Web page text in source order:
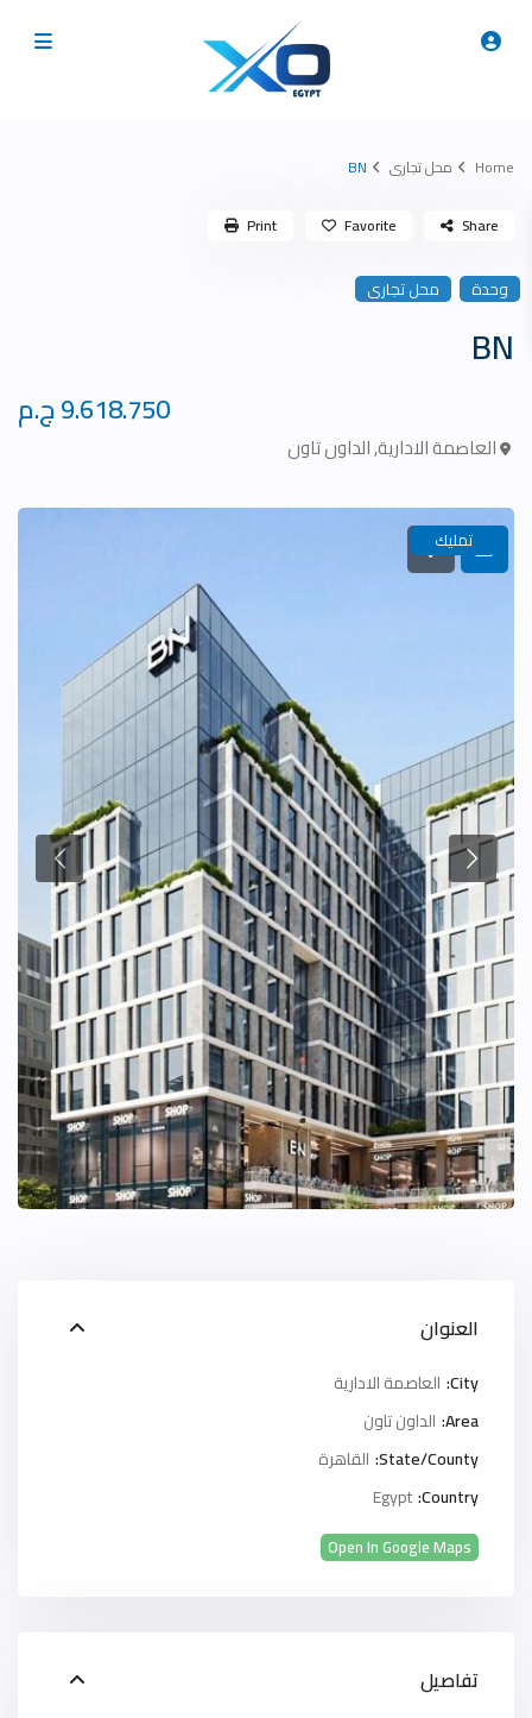
Home محل تجارى BN
وحدة محل تجارى
BN
العاصمة الادارية,الداون تاون
Share
Favorite
Print
تمليك
العنوان
City: العاصمة الادارية
Area: الداون تاون
State/County: القاهرة
Country:
Egypt
Open In Google Maps
تفاصيل